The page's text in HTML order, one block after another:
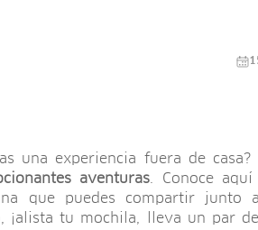
una experiencia fuera de casa?
aventuras . Conoce
que puedes compartir junto
tu mochila, lleva un par